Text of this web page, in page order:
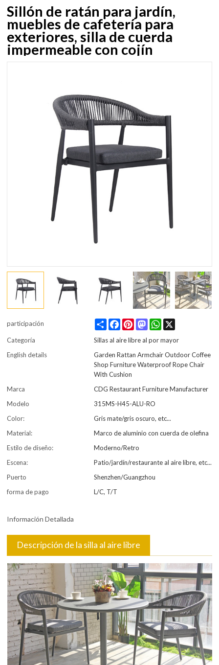
Sillón de ratán para jardín,
muebles de cafetería para
exteriores, silla de cuerda
impermeable con cojín
participación Share FacebookPinterestMastodonWhatsApp
Categoría
Sillas al aire libre al por mayor
English details
Garden Rattan Armchair Outdoor Coffee
Shop Furniture Waterproof Rope Chair
With Cushion
Marca
CDG Restaurant Furniture Manufacturer
Modelo
315MS-H45-ALU-RO
Color:
Gris mate/gris oscuro, etc...
Material:
Marco de aluminio con cuerda de olefina
Estilo de diseño:
Moderno/Retro
Escena:
Patio/jardín/restaurante al aire libre, etc...
Puerto
Shenzhen/Guangzhou
forma de pago
L/C, T/T
Información Detallada
Descripción de la silla al aire libre